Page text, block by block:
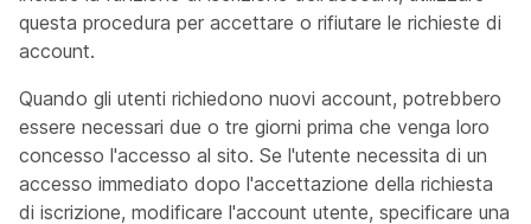
questa procedura per accettare o rifiutare le richieste di
account.
Quando gli utenti richiedono nuovi account, potrebbero
essere necessari due o tre giorni prima che venga loro
concesso l'accesso al sito. Se l'utente necessita di un
accesso immediato dopo l'accettazione della richiesta
di iscrizione, modificare l'account utente, specificare una